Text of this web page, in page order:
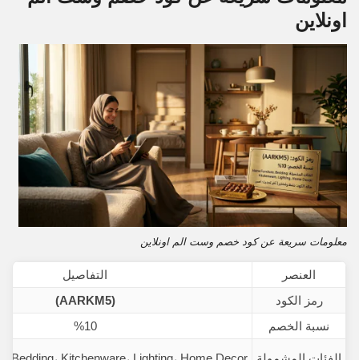
اونلاين
معلومات سريعة عن كود خصم وست الم اونلاين
العنصر
التفاصيل
رمز الكود
(AARKM5)
نسبة الخصم
%10